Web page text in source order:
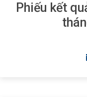
Phiếu kết